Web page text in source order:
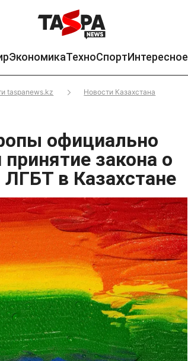
ЭкономикаТехноСпортИнтересное
taspanews.kz Новости Казахстана
официально
закона о
в Казахстане